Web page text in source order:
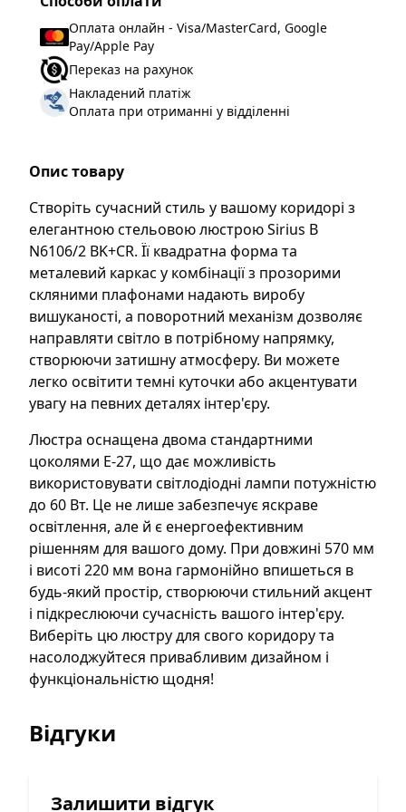
Тип цоколя:
Форма люстри:
Оплата онлайн - Visa/MasterCard, Google
Pay/Apple Pay
Переказ на рахунок
Накладений платіж
Оплата при отриманні у відділенні
Опис товару
Створіть сучасний стиль у вашому коридорі з
елегантною стельовою люстрою Sirius B
N6106/2 BK+CR. Її квадратна форма та
металевий каркас у комбінації з прозорими
скляними плафонами надають виробу
вишуканості, а поворотний механізм дозволяє
направляти світло в потрібному напрямку,
створюючи затишну атмосферу. Ви можете
легко освітити темні куточки або акцентувати
увагу на певних деталях інтер'єру.
Люстра оснащена двома стандартними
цоколями E-27, що дає можливість
використовувати світлодіодні лампи потужністю
до 60 Вт. Це не лише забезпечує яскраве
освітлення, але й є енергоефективним
рішенням для вашого дому. При довжині 570 мм
і висоті 220 мм вона гармонійно впишеться в
будь-який простір, створюючи стильний акцент
і підкреслюючи сучасність вашого інтер'єру.
Виберіть цю люстру для свого коридору та
насолоджуйтеся привабливим дизайном і
функціональністю щодня!
Відгуки
Залишити відгук